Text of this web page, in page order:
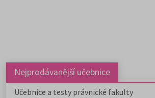
dále v
můžete
fakultách,
Nejprodávanější učebnice
Učebnice a testy právnické fakulty